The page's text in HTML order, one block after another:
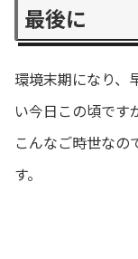
最後に
環境末期になり、
い今日この頃です
こんなご時世なの
す。